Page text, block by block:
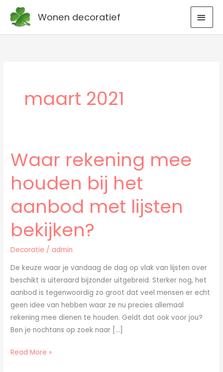
naar
Wonen decoratief
maart 2021
Waar rekening mee
houden bij het
aanbod met lijsten
bekijken?
Decoratie / admin
De keuze waar je vandaag de dag op vlak van lijsten over
beschikt is uiteraard bijzonder uitgebreid. Sterker nog, het
aanbod is tegenwoordig zo groot dat veel mensen er echt
geen idee van hebben waar ze nu precies allemaal
rekening mee dienen te houden. Geldt dat ook voor jou?
Ben je nochtans op zoek naar […]
Waar
rekening
mee
houden
bij
het
aanbod
lijsten
bekijken?
Read More »